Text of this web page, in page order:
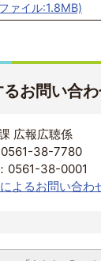
ァイル:1.8MB)
お問い合
広報広聴係
0561-38-7780
0561-38-0001
よるお問い合わ